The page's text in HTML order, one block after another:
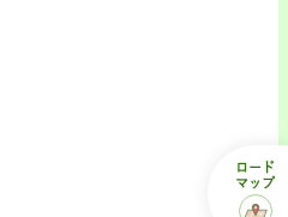
ロード
マップ